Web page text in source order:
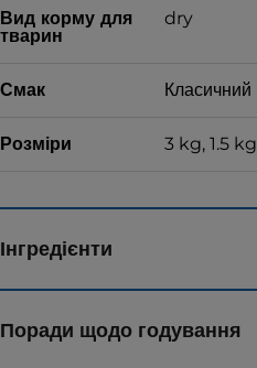
Вид корму для
тварин
dry
Смак Класичний
Розміри 3 kg, 1.5 kg
Інгредієнти
Поради щодо годування